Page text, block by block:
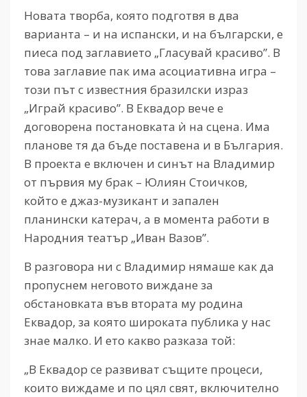
Новата творба, която подготвя в два
варианта – и на испански, и на български, е
пиеса под заглавието „Гласувай красиво”. В
това заглавие пак има асоциативна игра –
този път с известния бразилски израз
„Играй красиво”. В Еквадор вече е
договорена постановката ѝ на сцена. Има
планове тя да бъде поставена и в България.
В проекта е включен и синът на Владимир
от първия му брак – Юлиян Стоичков,
който е джаз-музикант и запален
планински катерач, а в момента работи в
Народния театър „Иван Вазов”.
В разговора ни с Владимир нямаше как да
пропуснем неговото виждане за
обстановката във втората му родина
Еквадор, за която широката публика у нас
знае малко. И ето какво разказа той:
„В Еквадор се развиват същите процеси,
които виждаме и по цял свят, включително